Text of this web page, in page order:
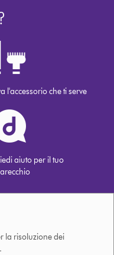
l'accessorio che ti serve
aiuto per il tuo
la risoluzione dei